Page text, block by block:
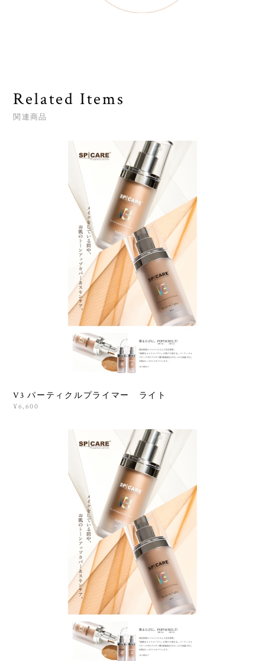
Related Items
関連商品
V3 パーティクルプライマー ライト
¥6,600